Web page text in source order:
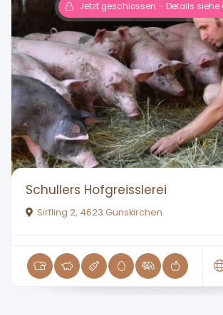
Jetzt geschlossen – Details siehe
Schullers Hofgreisslerei
Sirfling 2, 4623 Gunskirchen